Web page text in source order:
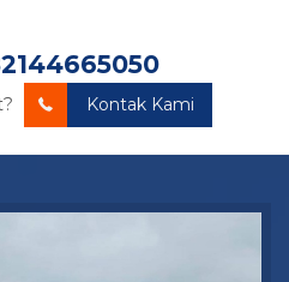
Kontak Kami